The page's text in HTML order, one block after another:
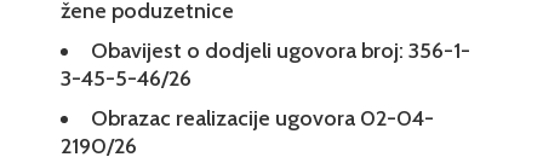
žene poduzetnice
Obavijest o dodjeli ugovora broj: 356-1-
3-45-5-46/26
Obrazac realizacije ugovora 02-04-
2190/26